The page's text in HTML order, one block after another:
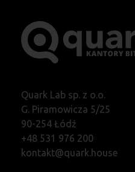
Quark Lab sp. z o.o.
G. Piramowicza 5/25
90-254 Łódź
+48 531 976 200
kontakt@quark.house